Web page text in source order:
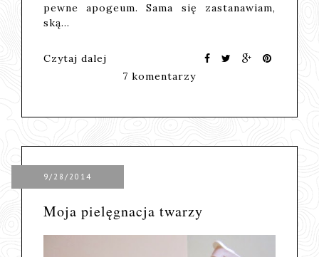
pewne apogeum. Sama się zastanawiam,
ską…
Czytaj dalej
7 komentarzy
9/28/2014
Moja pielęgnacja twarzy